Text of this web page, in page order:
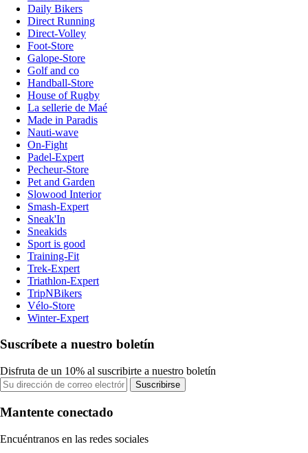
Daily Bikers
Direct Running
Direct-Volley
Foot-Store
Galope-Store
Golf and co
Handball-Store
House of Rugby
La sellerie de Maé
Made in Paradis
Nauti-wave
On-Fight
Padel-Expert
Pecheur-Store
Pet and Garden
Slowood Interior
Smash-Expert
Sneak'In
Sneakids
Sport is good
Training-Fit
Trek-Expert
Triathlon-Expert
TripNBikers
Vélo-Store
Winter-Expert
Suscríbete a nuestro boletín
Disfruta de un 10% al suscribirte a nuestro boletín
Suscribirse
Mantente conectado
Encuéntranos en las redes sociales